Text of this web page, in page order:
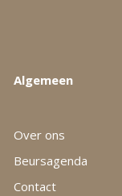
Algemeen
Over ons
Beursagenda
Contact